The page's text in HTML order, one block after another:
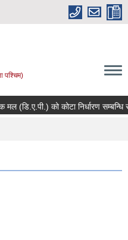
पश्चिम)
मल (डि.ए.पी.) को कोटा निर्धारण सम्बन्धि